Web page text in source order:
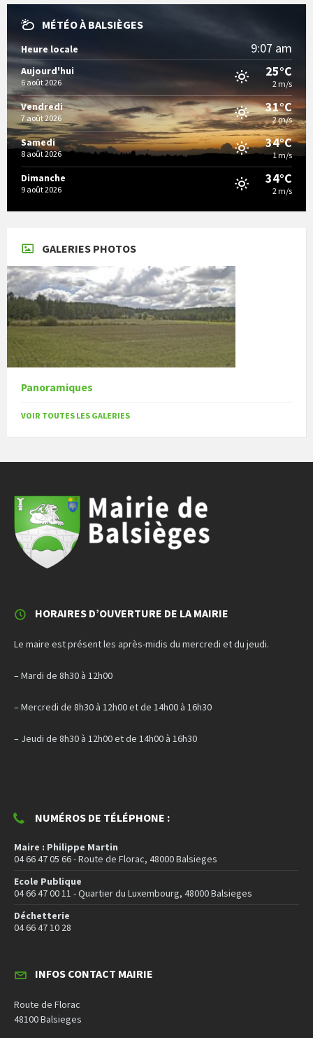
MÉTÉO À BALSIÈGES
Heure locale 9:07 am
Aujourd'hui
6 août 2026
25°C
2 m/s
Vendredi
7 août 2026
31°C
2 m/s
Samedi
8 août 2026
34°C
1 m/s
Dimanche
9 août 2026
34°C
2 m/s
GALERIES PHOTOS
Panoramiques
VOIR TOUTES LES GALERIES
HORAIRES D’OUVERTURE DE LA MAIRIE
Le maire est présent les après-midis du mercredi et du jeudi.
– Mardi de 8h30 à 12h00
– Mercredi de 8h30 à 12h00 et de 14h00 à 16h30
– Jeudi de 8h30 à 12h00 et de 14h00 à 16h30
NUMÉROS DE TÉLÉPHONE :
Maire : Philippe Martin
04 66 47 05 66 - Route de Florac, 48000 Balsieges
Ecole Publique
04 66 47 00 11 - Quartier du Luxembourg, 48000 Balsieges
Déchetterie
04 66 47 10 28
INFOS CONTACT MAIRIE
Route de Florac
48100 Balsieges